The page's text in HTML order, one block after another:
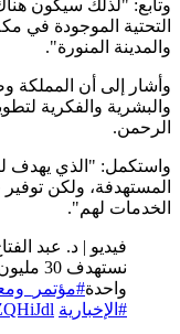
وتابع: "لذلك سيكون
التحتية الموجودة في
والمدينة المنورة".
وأشار إلى أن المملكة
والبشرية والفكرية
الرحمن.
واستكمل: "الذي يهدف
المستهدفة، ولكن
الخدمات لهم".
فيديو | د. عبد
نستهدف
واحدة
#الإخبارية